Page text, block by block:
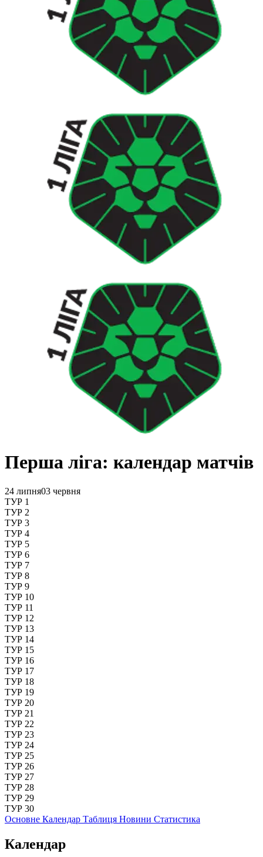
Перша ліга: календар матчів
24 липня03 червня
ТУР 1
ТУР 2
ТУР 3
ТУР 4
ТУР 5
ТУР 6
ТУР 7
ТУР 8
ТУР 9
ТУР 10
ТУР 11
ТУР 12
ТУР 13
ТУР 14
ТУР 15
ТУР 16
ТУР 17
ТУР 18
ТУР 19
ТУР 20
ТУР 21
ТУР 22
ТУР 23
ТУР 24
ТУР 25
ТУР 26
ТУР 27
ТУР 28
ТУР 29
ТУР 30
Основне Календар Таблиця Новини Статистика
Календар